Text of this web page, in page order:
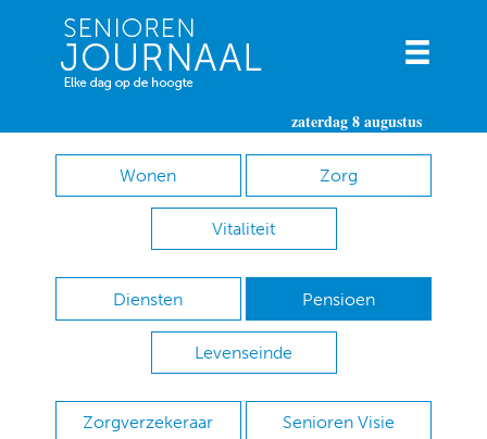
zaterdag 8 augustus
Wonen Zorg
Vitaliteit
Diensten Pensioen
Levenseinde
Zorgverzekeraar Senioren Visie